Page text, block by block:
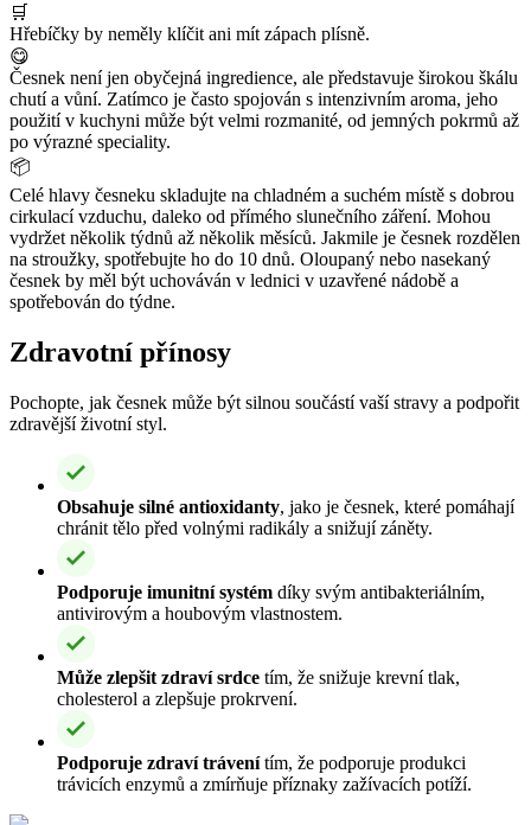
🛒
Hřebíčky by neměly klíčit ani mít zápach plísně.
😋
Česnek není jen obyčejná ingredience, ale představuje širokou škálu
chutí a vůní. Zatímco je často spojován s intenzivním aroma, jeho
použití v kuchyni může být velmi rozmanité, od jemných pokrmů až
po výrazné speciality.
📦
Celé hlavy česneku skladujte na chladném a suchém místě s dobrou
cirkulací vzduchu, daleko od přímého slunečního záření. Mohou
vydržet několik týdnů až několik měsíců. Jakmile je česnek rozdělen
na stroužky, spotřebujte ho do 10 dnů. Oloupaný nebo nasekaný
česnek by měl být uchováván v lednici v uzavřené nádobě a
spotřebován do týdne.
Zdravotní přínosy
Pochopte, jak česnek může být silnou součástí vaší stravy a podpořit
zdravější životní styl.
Obsahuje silné antioxidanty, jako je česnek, které pomáhají
chránit tělo před volnými radikály a snižují záněty.
Podporuje imunitní systém díky svým antibakteriálním,
antivirovým a houbovým vlastnostem.
Může zlepšit zdraví srdce tím, že snižuje krevní tlak,
cholesterol a zlepšuje prokrvení.
Podporuje zdraví trávenítím, že podporuje produkci
trávicích enzymů a zmírňuje příznaky zažívacích potíží.